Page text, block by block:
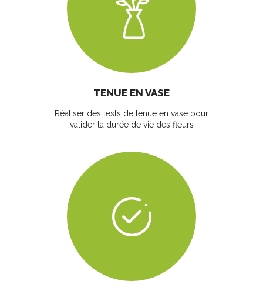
TENUE EN VASE
Réaliser des tests de tenue en vase pour
valider la durée de vie des fleurs